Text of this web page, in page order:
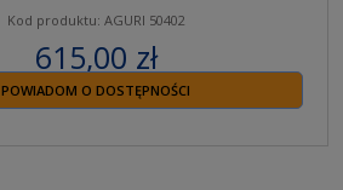
Kod produktu: AGURI 50402
615,00 zł
zawiera 23% VAT
POWIADOM O DOSTĘPNOŚCI